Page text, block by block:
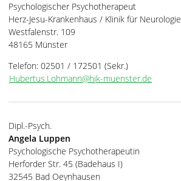
Psychologischer Psychotherapeut
Herz-Jesu-Krankenhaus / Klinik für Neurologie
Westfalenstr. 109
48165 Münster
Telefon: 02501 / 172501 (Sekr.)
Hubertus.Lohmann@hjk-muenster.de
Dipl.-Psych.
Angela Luppen
Psychologische Psychotherapeutin
Herforder Str. 45 (Badehaus I)
32545 Bad Oeynhausen